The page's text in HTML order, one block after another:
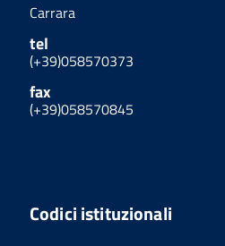
Carrara
tel
(+39)058570373
fax
(+39)058570845
Codici istituzionali